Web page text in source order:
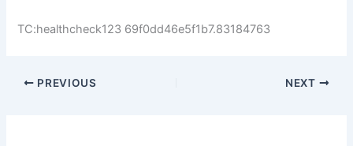
TC:healthcheck123 69f0dd46e5f1b7.83184763
PREVIOUS NEXT